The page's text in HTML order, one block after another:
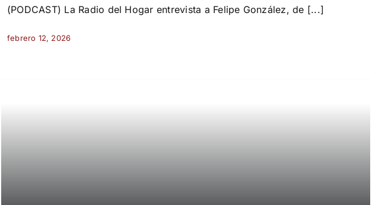
(PODCAST) La Radio del Hogar entrevista a Felipe González, de [...]
febrero 12, 2026